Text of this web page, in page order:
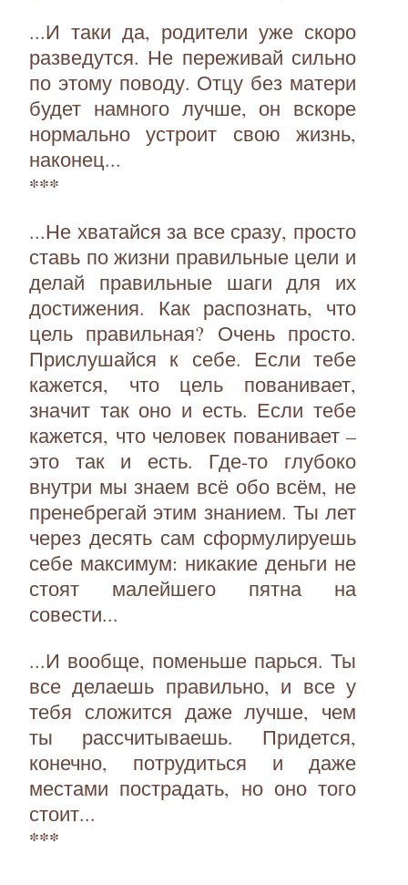
...И таки да, родители уже скоро
разведутся. Не переживай сильно
по этому поводу. Отцу без матери
будет намного лучше, он вскоре
нормально устроит свою жизнь,
наконец...
***
...Не хватайся за все сразу, просто
ставь по жизни правильные цели и
делай правильные шаги для их
достижения. Как распознать, что
цель правильная? Очень просто.
Прислушайся к себе. Если тебе
кажется, что цель пованивает,
значит так оно и есть. Если тебе
кажется, что человек пованивает –
это так и есть. Где-то глубоко
внутри мы знаем всё обо всём, не
пренебрегай этим знанием. Ты лет
через десять сам сформулируешь
себе максимум: никакие деньги не
стоят малейшего пятна на
совести...
...И вообще, поменьше парься. Ты
все делаешь правильно, и все у
тебя сложится даже лучше, чем
ты рассчитываешь. Придется,
конечно, потрудиться и даже
местами пострадать, но оно того
стоит...
***